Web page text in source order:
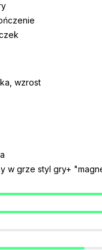
wzrost
w grze styl gry+